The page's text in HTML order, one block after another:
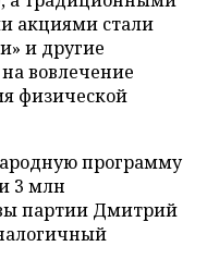
акциями стали
и другие
вовлечение
физической
программу
3 млн
партии Дмитрий